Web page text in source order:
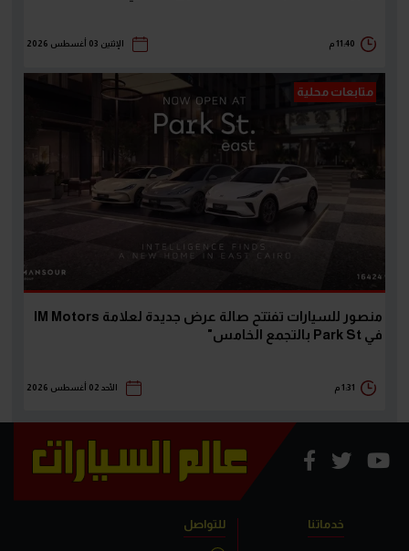
11:40 م الإثنين 03 أغسطس 2026
متابعات محلية
منصور للسيارات تفتتح صالة عرض جديدة لعلامة IM Motors
في Park St بالتجمع الخامس"
1:31 م الأحد 02 أغسطس 2026
خدماتنا للتواصل